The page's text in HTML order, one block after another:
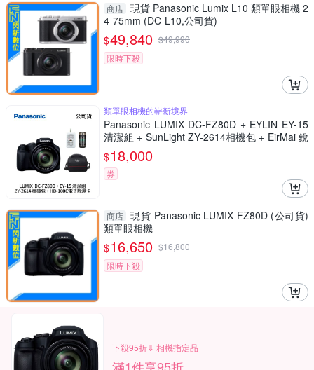
商店 現貨 Panasonic Lumix L10 類單眼相機 2
4-75mm (DC-L10,公司貨)
$49,840 $49,990
限時下殺
類單眼相機的嶄新境界
Panasonic LUMIX DC-FZ80D + EYLIN EY-15
清潔組 + SunLight ZY-2614相機包 + EirMai 銳
瑪 HD-100C電子除濕卡 FZ80D (公司貨)
$18,000
券
商店 現貨 Panasonic LUMIX FZ80D (公司貨)
類單眼相機
$16,650 $16,800
限時下殺
下殺95折⇓ 相機指定品